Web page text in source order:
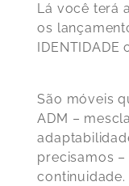
Lá você terá
os
IDENTIDADE
São móveis
ADM –
precisamos
continuidade.